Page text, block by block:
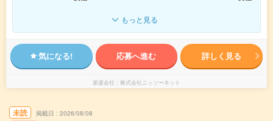
もっと見る
気になる! 応募へ進む 詳しく見る
派遣会社 株式会社ニッソーネット
未読 掲載日 2026/08/08